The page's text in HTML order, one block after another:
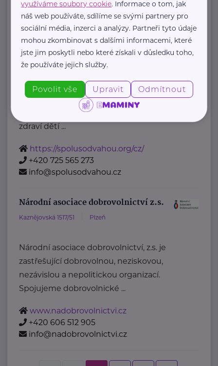
ludmila.janzurova@kolpingsmecno.cz
Nadační fond Spolu s odvahou
Žižkova 403 Mladá Boleslav
Nadační fond Spolu s odvahou
je nezisková organizace, jejímž
posláním je podporovat duševní
zdraví dětí ...
https://spolusodvahou.org/cz/
+420 725 565 273
info@spolusodvahou.cz
Národní asociace dobrovolnictví z.s.
Kaznějovská 1517/51 Plzeň
Národní asociace dobrovolnictví, z.s. je
zastřešující dobrovolnou, neziskovou,
nezávislou a nepolitickou organizací.
Spojujeme dobrovolnické ...
www.nadobrovolnictvi.cz
+420 606 512 905
info@nadobrovolnictvi.cz
využíváme soubory cookie. Informace o tom, jak
náš web používáte, sdílíme se svými partnery pro
sociální média, inzerci a analýzy. Partneři tyto údaje
mohou zkombinovat s dalšími informacemi, které
jste jim poskytli nebo které získali v důsledku toho,
že používáte jejich služby.
Povolit vše Upravit Odmítnout